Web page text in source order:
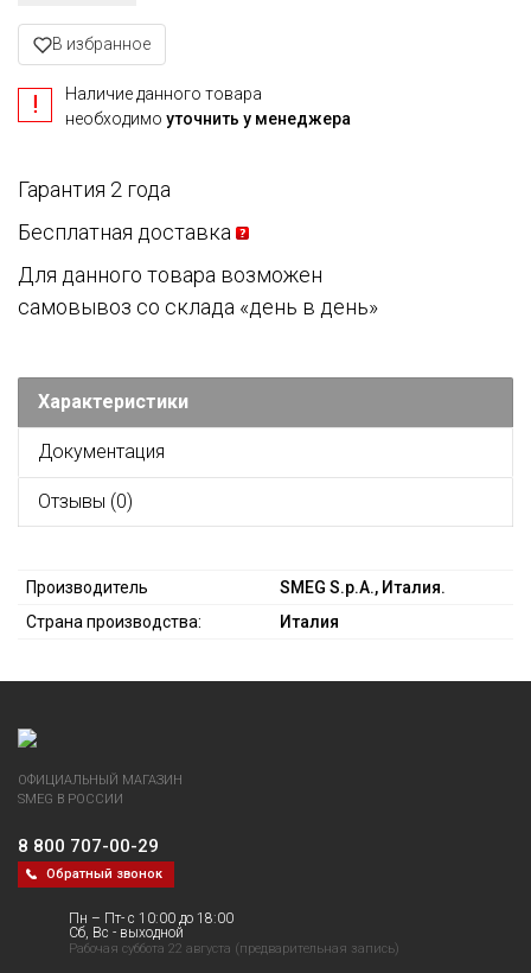
В избранное
Наличие данного товара
необходимо уточнить у менеджера
Гарантия 2 года
Бесплатная доставка
Для данного товара возможен
самовывоз со склада «день в день»
Характеристики
Документация
Отзывы (0)
Производитель
SMEG S.p.A., Италия.
Страна производства:
Италия
ОФИЦИАЛЬНЫЙ МАГАЗИН
SMEG В РОССИИ
8 800 707-00-29
Обратный звонок
Пн – Пт- с 10:00 до 18:00
Сб, Вс - выходной
Рабочая суббота 22 августа (предварительная запись)